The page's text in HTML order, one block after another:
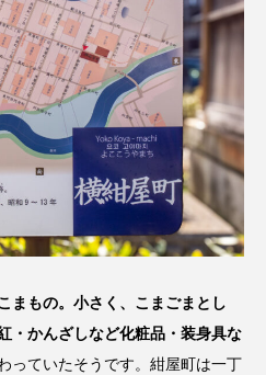
まもの。小さく、こまごまとし
・かんざしなど化粧品・装身具な
っていたそうです。紺屋町は一丁